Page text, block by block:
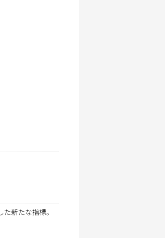
新たな指標。